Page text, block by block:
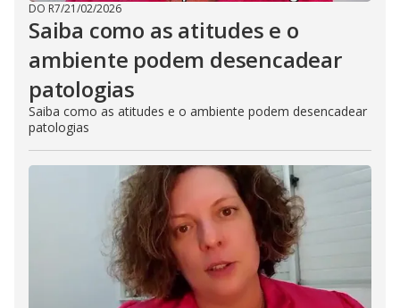
DO R7/21/02/2026
Saiba como as atitudes e o
ambiente podem desencadear
patologias
Saiba como as atitudes e o ambiente podem desencadear
patologias